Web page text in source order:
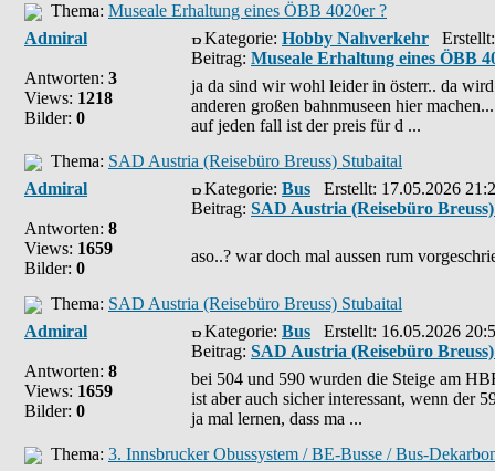
Thema: Museale Erhaltung eines ÖBB 4020er ?
Admiral
Antworten: 3
Views: 1218
Bilder: 0
Kategorie: Hobby Nahverkehr
Beitrag: Museale Erhaltung eines ÖBB
ja da sind wir wohl leider in österr.. da
anderen großen bahnmuseen hier machen...
auf jeden fall ist der preis für d ...
Thema: SAD Austria (Reisebüro Breuss) Stubaital
Admiral
Antworten: 8
Views: 1659
Bilder: 0
Kategorie: Bus Erstellt: 17.05.2026
Beitrag: SAD Austria (Reisebüro
aso..? war doch mal aussen rum
Thema: SAD Austria (Reisebüro Breuss) Stubaital
Admiral
Antworten: 8
Views: 1659
Bilder: 0
Kategorie: Bus Erstellt: 16.05.2026
Beitrag: SAD Austria (Reisebüro
bei 504 und 590 wurden die Steige am
ist aber auch sicher interessant, wenn der
ja mal lernen, dass ma ...
Thema: 3. Innsbrucker Obussystem / BE-Busse / Bus-